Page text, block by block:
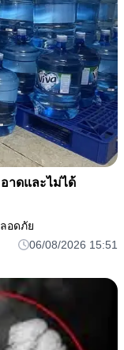
าดและไม่ได้
อดภัย
06/08/2026 15:51